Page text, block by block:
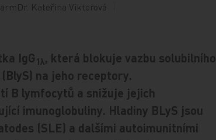
Kateřina Viktorová
IgG 1λ, která blokuje vazbu solubilního
na jeho receptory.
B lymfocytů a snižuje jejich
imunoglobuliny. Hladiny BLyS jsou
(SLE) a dalšími autoimunitními